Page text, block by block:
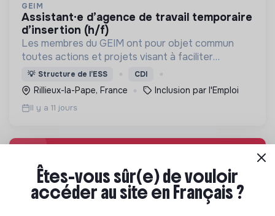
GEIM
assistant·e d’agence de travail temporaire
d’insertion (h/f)
Les membres du GEIM ont pour objet commun
toutes actions et projets visant à faciliter
l’insertion et l’évolution dans l’emploi.
💡 Structure de l’ESS CDI
Rillieux-la-Pape, France Inclusion par l'Emploi
Il y a 11 jours
Êtes-vous sûr(e) de vouloir
accéder au site en Français ?